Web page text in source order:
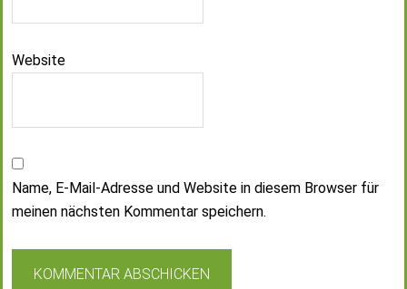
Website
Name, E-Mail-Adresse und Website in diesem Browser für
meinen nächsten Kommentar speichern.